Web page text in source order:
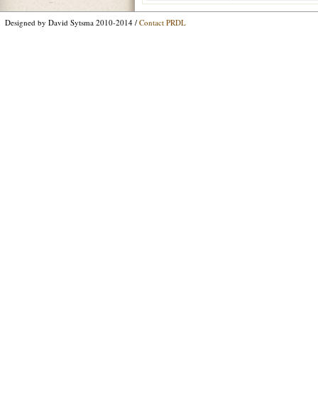
Designed by David Sytsma 2010-2014 / Contact PRDL